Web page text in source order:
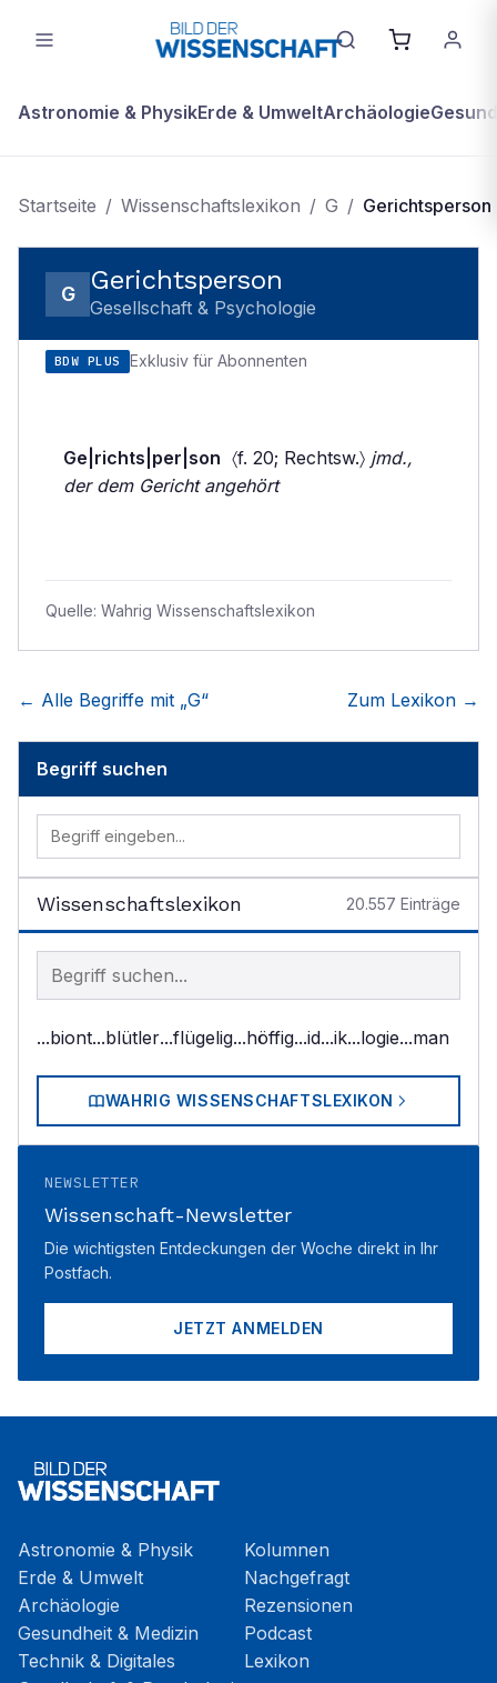
Astronomie & PhysikErde & UmweltArchäologie
Startseite / Wissenschaftslexikon / G / Gerichtsperson
G Gerichtsperson
Gesellschaft & Psychologie
BDW PLUS Exklusiv für Abonnenten
Ge|richts|per|son 〈f. 20; Rechtsw.〉 jmd.,
der dem Gericht angehört
Quelle: Wahrig Wissenschaftslexikon
← Alle Begriffe mit „G“ Zum Lexikon →
Begriff suchen
Wissenschaftslexikon 20.557 Einträge
Begriff im Lexikon suchen
...biont...blütler...flügelig...höffig...id...ik...logie...man
WAHRIG WISSENSCHAFTSLEXIKON
NEWSLETTER
Wissenschaft-Newsletter
Die wichtigsten Entdeckungen der Woche direkt in Ihr
Postfach.
JETZT ANMELDEN
Astronomie & Physik
Erde & Umwelt
Archäologie
Gesundheit & Medizin
Technik & Digitales
Kolumnen
Nachgefragt
Rezensionen
Podcast
Lexikon